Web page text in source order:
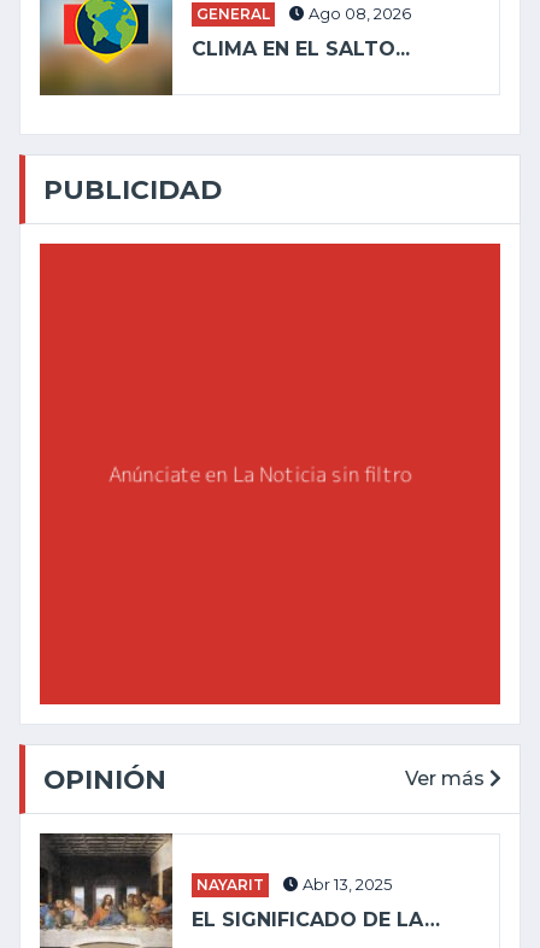
GENERAL Ago 08, 2026
CLIMA EN EL SALTO...
PUBLICIDAD
OPINIÓN Ver más
NAYARIT Abr 13, 2025
EL SIGNIFICADO DE LA…